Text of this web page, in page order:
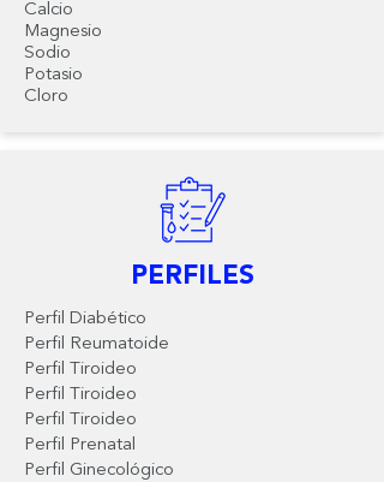
Calcio
Magnesio
Sodio
Potasio
Cloro
PERFILES
Perfil Diabético
Perfil Reumatoide
Perfil Tiroideo
Perfil Tiroideo
Perfil Tiroideo
Perfil Prenatal
Perfil Ginecológico